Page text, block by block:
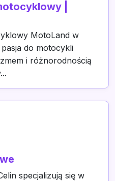
|
MotoLand w
do motocykli
i różnorodnością
specjalizują się w